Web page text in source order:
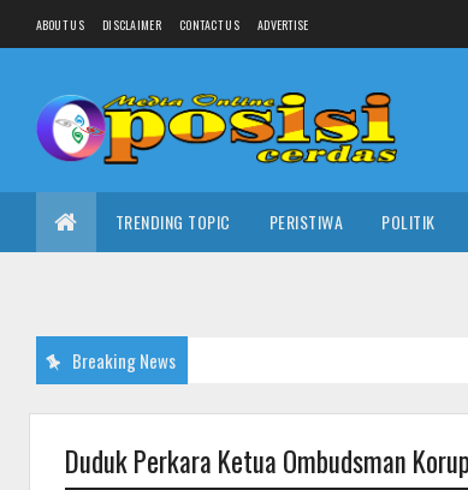
ABOUT US DISCLAIMER CONTACT US ADVERTISE
TRENDING TOPIC PERISTIWA POLITIK
Breaking News
Duduk Perkara Ketua Ombudsman